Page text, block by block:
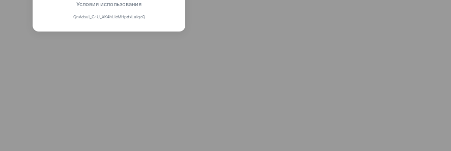
Условия использования
QnAdsul_G-U_XK4hLlcMHpdxLaiqzQ